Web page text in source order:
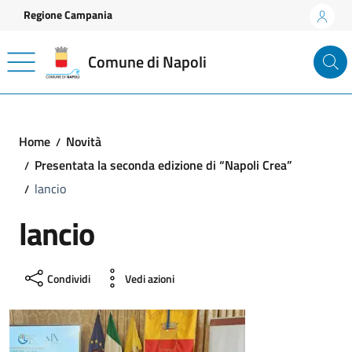
Vai ai contenuti
Vai al footer
Regione Campania
Comune di Napoli
Home
Novità
Presentata la seconda edizione di “Napoli Crea”
lancio
lancio
Condividi Vedi azioni